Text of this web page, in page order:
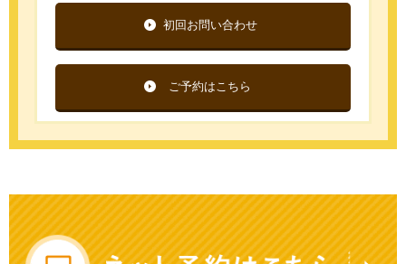
初回お問い合わせ
ご予約はこちら